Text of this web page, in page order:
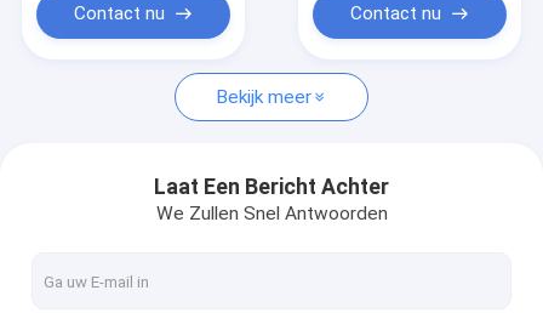
Medische Beenboor
Chirurgische Beenboor
Oscillerende Beenzaag
Vergeldende Beenzaag
Contact nu Contact nu
Bekijk meer
Laat Een Bericht Achter
We Zullen Snel Antwoorden